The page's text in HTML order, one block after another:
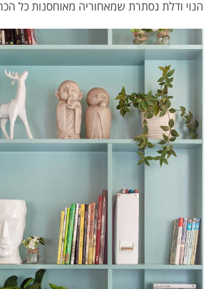
הנוי ודלת נסתרת שמאחוריה מאוחסנות כל